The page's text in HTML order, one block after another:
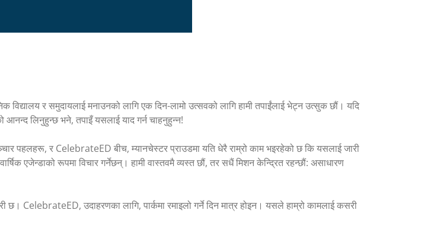
विद्यालय र समुदायलाई मनाउनको लागि एक दिन-लामो उत्सवको लागि हामी तपाईंलाई भेट्न उत्सुक छौं। यदि
आनन्द लिनुहुन्छ भने, तपाइँ यसलाई याद गर्न चाहनुहुन्न!
पहलहरू, र CelebrateED बीच, म्यानचेस्टर प्राउडमा यति धेरै राम्रो काम भइरहेको छ कि यसलाई जारी
एजेन्डाको रूपमा विचार गर्नेछन्। हामी वास्तवमै व्यस्त छौं, तर सधैं मिशन केन्द्रित रहन्छौं: असाधारण
छ। CelebrateED, उदाहरणका लागि, पार्कमा रमाइलो गर्ने दिन मात्र होइन। यसले हाम्रो कामलाई कसरी